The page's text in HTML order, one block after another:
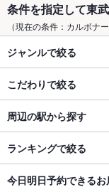
条件を指定して東
（現在の条件：カルボナー
ジャンルで絞る
こだわりで絞る
周辺の駅から探す
ランキングで絞る
今日明日予約できるお